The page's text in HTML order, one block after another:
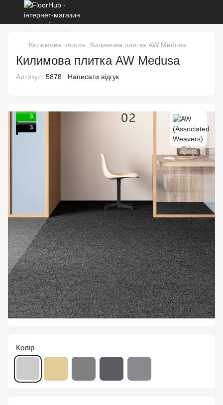
Килимова плитка Килимова плитка AW Medusa
Килимова плитка AW Medusa
Артикул: 5878 Написати відгук
3
3
Колір